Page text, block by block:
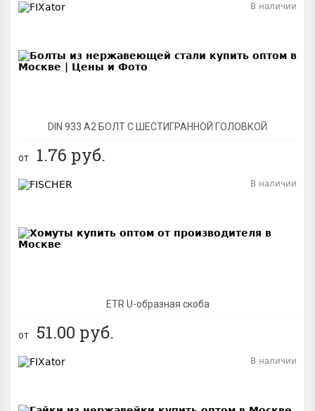
DIN 933 А2 БОЛТ С ШЕСТИГРАННОЙ ГОЛОВКОЙ
В наличии
от 1.76 руб.
ETR U-образная скоба
В наличии
от 51.00 руб.
В наличии